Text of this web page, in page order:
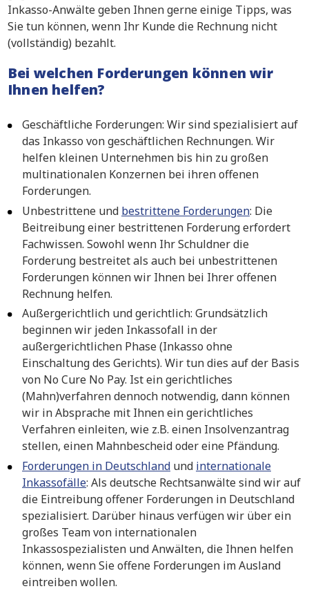
Inkasso-Anwälte geben Ihnen gerne einige Tipps, was
Sie tun können, wenn Ihr Kunde die Rechnung nicht
(vollständig) bezahlt.
Bei welchen Forderungen können wir
Ihnen helfen?
Geschäftliche Forderungen: Wir sind spezialisiert auf
das Inkasso von geschäftlichen Rechnungen. Wir
helfen kleinen Unternehmen bis hin zu großen
multinationalen Konzernen bei ihren offenen
Forderungen.
Unbestrittene und bestrittene Forderungen: Die
Beitreibung einer bestrittenen Forderung erfordert
Fachwissen. Sowohl wenn Ihr Schuldner die
Forderung bestreitet als auch bei unbestrittenen
Forderungen können wir Ihnen bei Ihrer offenen
Rechnung helfen.
Außergerichtlich und gerichtlich: Grundsätzlich
beginnen wir jeden Inkassofall in der
außergerichtlichen Phase (Inkasso ohne
Einschaltung des Gerichts). Wir tun dies auf der Basis
von No Cure No Pay. Ist ein gerichtliches
(Mahn)verfahren dennoch notwendig, dann können
wir in Absprache mit Ihnen ein gerichtliches
Verfahren einleiten, wie z.B. einen Insolvenzantrag
stellen, einen Mahnbescheid oder eine Pfändung.
Forderungen in Deutschland und internationale
Inkassofälle: Als deutsche Rechtsanwälte sind wir auf
die Eintreibung offener Forderungen in Deutschland
spezialisiert. Darüber hinaus verfügen wir über ein
großes Team von internationalen
Inkassospezialisten und Anwälten, die Ihnen helfen
können, wenn Sie offene Forderungen im Ausland
eintreiben wollen.